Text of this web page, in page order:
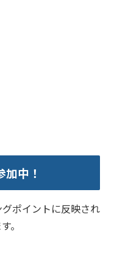
中！
ポイントに反映され
。